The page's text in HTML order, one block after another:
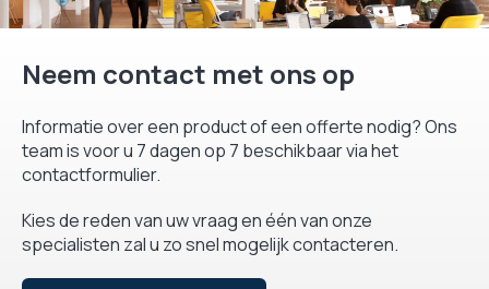
Neem contact met ons op
Informatie over een product of een offerte nodig? Ons
team is voor u 7 dagen op 7 beschikbaar via het
contactformulier.
Kies de reden van uw vraag en één van onze
specialisten zal u zo snel mogelijk contacteren.